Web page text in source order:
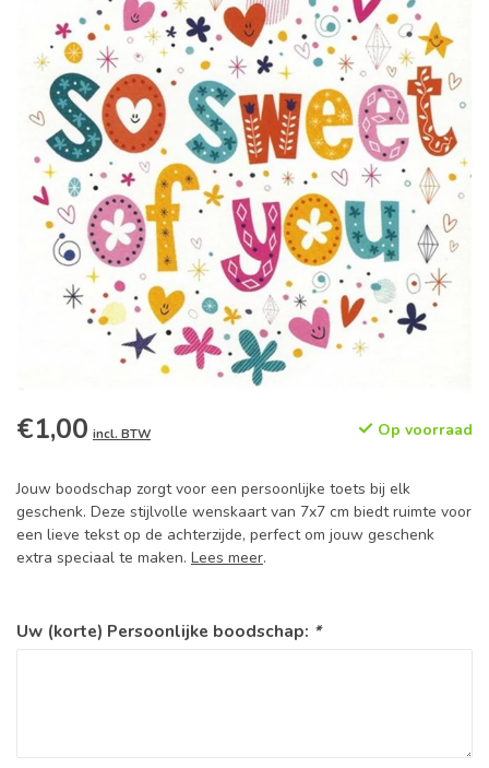
€1,00 incl. BTW Op voorraad
Jouw boodschap zorgt voor een persoonlijke toets bij elk
geschenk. Deze stijlvolle wenskaart van 7x7 cm biedt ruimte voor
een lieve tekst op de achterzijde, perfect om jouw geschenk
extra speciaal te maken. Lees meer.
Uw (korte) Persoonlijke boodschap: *